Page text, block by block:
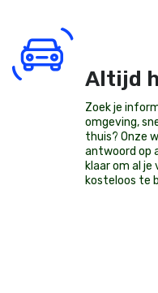
Altijd
Zoek je
omgeving,
thuis? Onze
antwoord op
klaar om al
kosteloos te